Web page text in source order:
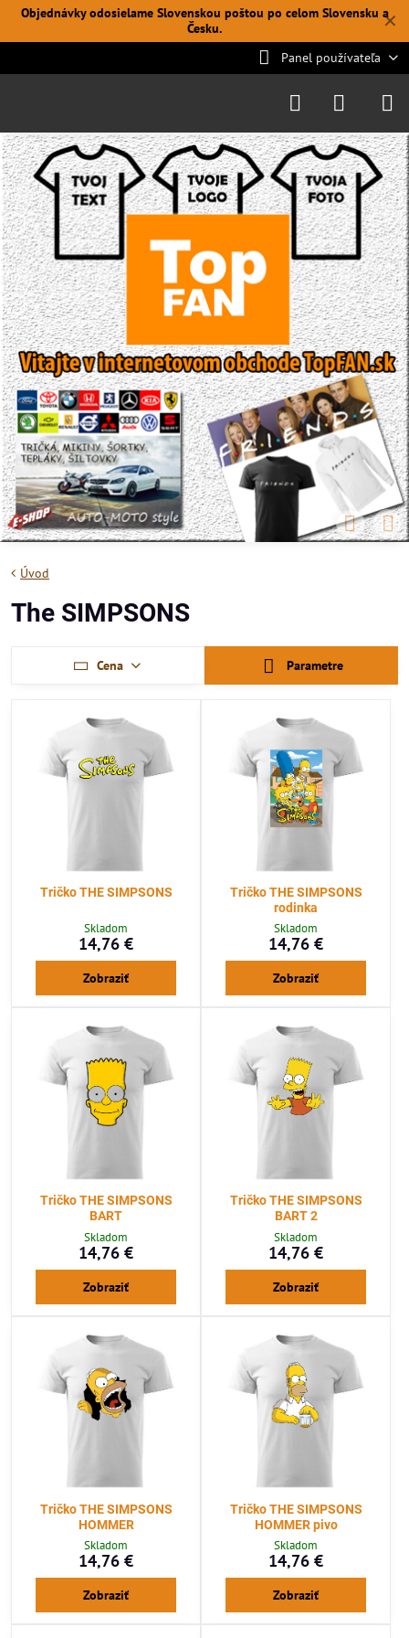
✕
Objednávky odosielame Slovenskou poštou po celom Slovensku a
Česku.
Panel používateľa
Úvod
The SIMPSONS
Cena Parametre
Tričko THE SIMPSONS
Skladom
14,76 €
Zobraziť
Tričko THE SIMPSONS
rodinka
Skladom
14,76 €
Zobraziť
Tričko THE SIMPSONS
BART
Skladom
14,76 €
Zobraziť
Tričko THE SIMPSONS
BART 2
Skladom
14,76 €
Zobraziť
Tričko THE SIMPSONS
HOMMER
Skladom
14,76 €
Zobraziť
Tričko THE SIMPSONS
HOMMER pivo
Skladom
14,76 €
Zobraziť